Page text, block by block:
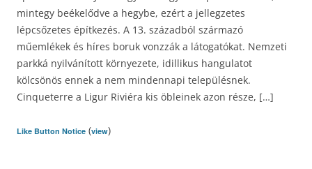
mintegy beékelődve a hegybe, ezért a jellegzetes
lépcsőzetes építkezés. A 13. századból származó
műemlékek és híres boruk vonzzák a látogatókat. Nemzeti
parkká nyilvánított környezete, idillikus hangulatot
kölcsönös ennek a nem mindennapi településnek.
Cinqueterre a Ligur Riviéra kis öbleinek azon része, […]
Like Button Notice (view)